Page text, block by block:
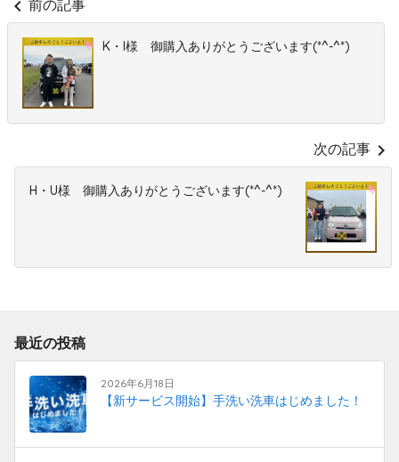
chevron_left 前の記事
K・I様 御購入ありがとうございます(*^-^*)
次の記事 chevron_right
H・U様 御購入ありがとうございます(*^-^*)
最近の投稿
2026年6月18日
【新サービス開始】手洗い洗車はじめました！